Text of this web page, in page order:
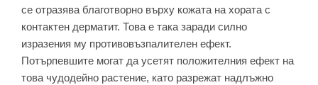
се отразява благотворно върху кожата на хората с
контактен дерматит. Това е така заради силно
изразения му противовъзпалителен ефект.
Потърпевшите могат да усетят положителния ефект на
това чудодейно растение, като разрежат надлъжно